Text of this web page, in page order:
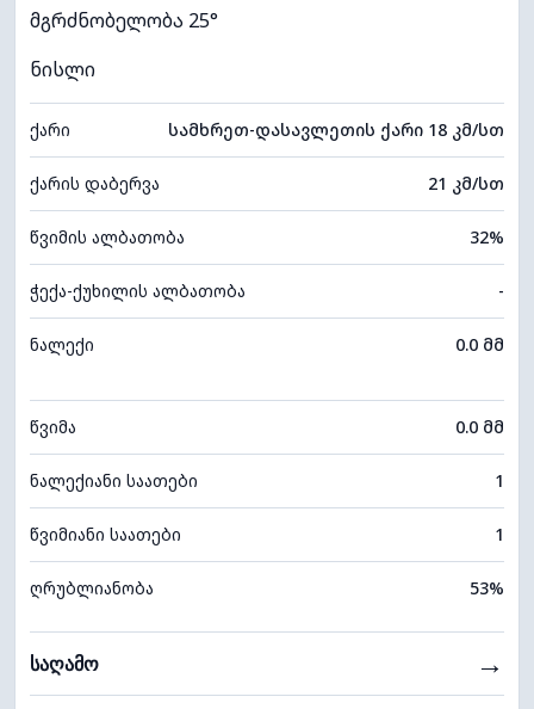
მგრძნობელობა 25°
ნისლი
ქარი სამხრეთ-დასავლეთის ქარი 18 კმ/სთ
ქარის დაბერვა 21 კმ/სთ
წვიმის ალბათობა 32%
ჭექა-ქუხილის ალბათობა -
ნალექი 0.0 მმ
წვიმა 0.0 მმ
ნალექიანი საათები 1
წვიმიანი საათები 1
ღრუბლიანობა 53%
საღამო →